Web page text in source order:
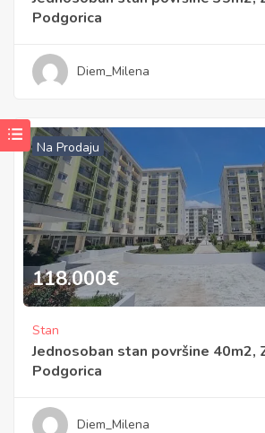
Podgorica
Diem_Milena
Na Prodaju
118.000€
Stan
Jednosoban stan površine 40m2,
Podgorica
Diem_Milena